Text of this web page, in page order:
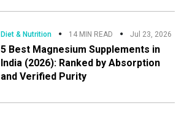
Diet & Nutrition 14 MIN READ Jul 23, 2026
5 Best Magnesium Supplements in
India (2026): Ranked by Absorption
and Verified Purity